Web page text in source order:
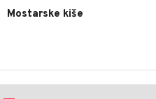
Mostarske kiše